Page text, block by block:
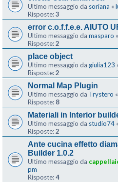
Ultimo messaggio da soriana «
Risposte:3
error c.o.f.f.e.e. AIUTO
Ultimo messaggio da masparo «
Risposte:2
place object
Ultimo messaggio da giulia123
Risposte:2
Normal Map Plugin
Ultimo messaggio da Trystero «
Risposte: 8
Materiali in Interior
Ultimo messaggio da studio74 «
Risposte:2
Ante cucina effetto
Builder 1.0.2
Ultimo messaggio da
pm
Risposte:4